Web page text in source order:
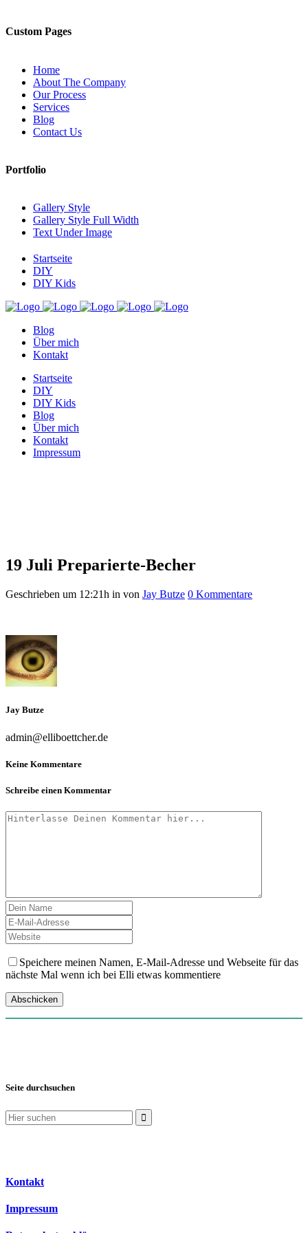
Custom Pages
Home
About The Company
Our Process
Services
Blog
Contact Us
Portfolio
Gallery Style
Gallery Style Full Width
Text Under Image
Startseite
DIY
DIY Kids
Blog
Über mich
Kontakt
Startseite
DIY
DIY Kids
Blog
Über mich
Kontakt
Impressum
19 Juli Preparierte-Becher
Geschrieben um 12:21h in von Jay Butze 0 Kommentare
Jay Butze
admin@elliboettcher.de
Keine Kommentare
Schreibe einen Kommentar
Speichere meinen Namen, E-Mail-Adresse und Webseite für das
nächste Mal wenn ich bei Elli etwas kommentiere
Seite durchsuchen
Suchen
nach:
Kontakt
Impressum